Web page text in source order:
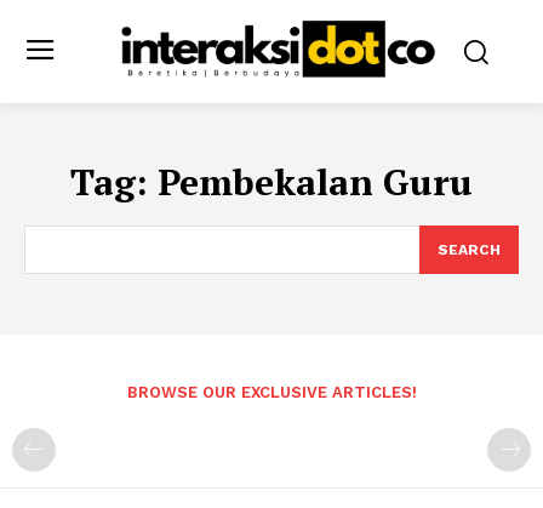
Tag: Pembekalan Guru
SEARCH
BROWSE OUR EXCLUSIVE ARTICLES!